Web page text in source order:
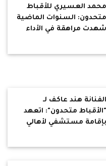
محمد العسيري للأقباط
متحدون: السنوات الماضية
شهدت مراهقة في الأداء
الفنانة هند عاكف لـ
"الأقباط متحدون": اتعهد
بإقامة مستشفي لأهالي